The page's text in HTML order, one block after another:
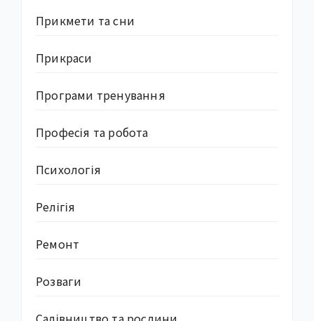
Прикмети та сни
Прикраси
Програми тренування
Професія та робота
Психологія
Релігія
Ремонт
Розваги